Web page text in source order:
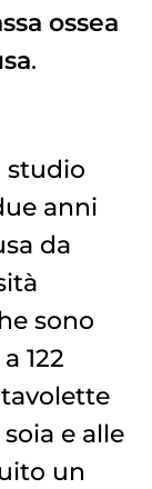
ossea
.
studio
anni
da
sono
122
e alle
un